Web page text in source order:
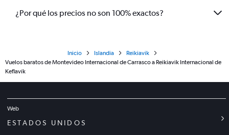
¿Por qué los precios no son 100% exactos?
Inicio Islandia
Reikiavik
Vuelos baratos de Montevideo Internacional de Carrasco a Reikiavik Internacional de
Keflavík
Web
ESTADOS UNIDOS